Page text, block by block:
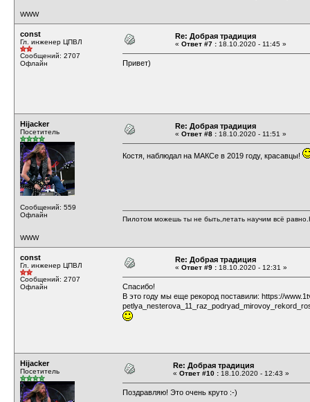
WWW
const
Гл. инженер ЦПВЛ
Сообщений: 2707
Офлайн
Re: Добрая традиция
« Ответ #7 : 18.10.2020 - 11:45 »
Привет)
Hijacker
Посетитель
Сообщений: 559
Офлайн
WWW
Re: Добрая традиция
« Ответ #8 : 18.10.2020 - 11:51 »
Костя, наблюдал на МАКСе в 2019 году, красавцы!
Пилотом можешь ты не быть,летать научим всё
const
Гл. инженер ЦПВЛ
Сообщений: 2707
Офлайн
Re: Добрая традиция
« Ответ #9 : 18.10.2020 - 12:31 »
Спасибо!
В это году мы еще рекород поставили: https://
Hijacker
Посетитель
Re: Добрая традиция
« Ответ #10 : 18.10.2020 - 12:43 »
Поздравляю! Это очень круто :-)